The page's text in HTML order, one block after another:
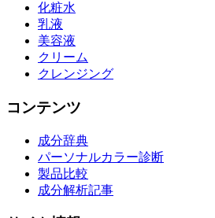
化粧水
乳液
美容液
クリーム
クレンジング
コンテンツ
成分辞典
パーソナルカラー診断
製品比較
成分解析記事